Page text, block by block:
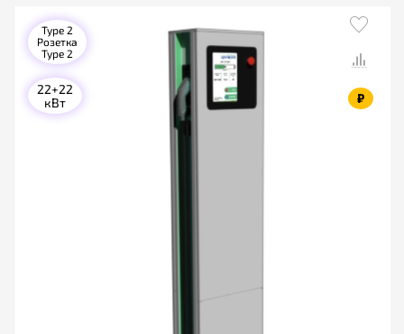
₽
Type 2
Розетка
Type 2
22+22
кВт